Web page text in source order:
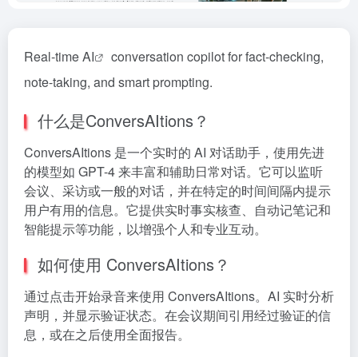
Real-timeAI
conversation copilot for fact-checking,
note-taking, and smart prompting.
什么是ConversAItions？
ConversAItions 是一个实时的 AI 对话助手，使用先进
的模型如 GPT-4 来丰富和辅助日常对话。它可以监听
会议、采访或一般的对话，并在特定的时间间隔内提示
用户有用的信息。它提供实时事实核查、自动记笔记和
智能提示等功能，以增强个人和专业互动。
如何使用 ConversAItions？
通过点击开始录音来使用 ConversAItions。AI 实时分析
声明，并显示验证状态。在会议期间引用经过验证的信
息，或在之后使用全面报告。